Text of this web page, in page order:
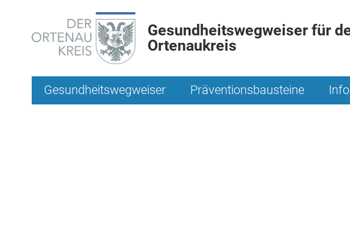
Gesundheitswegweiser für
Ortenaukreis
Gesundheitswegweiser Präventionsbausteine